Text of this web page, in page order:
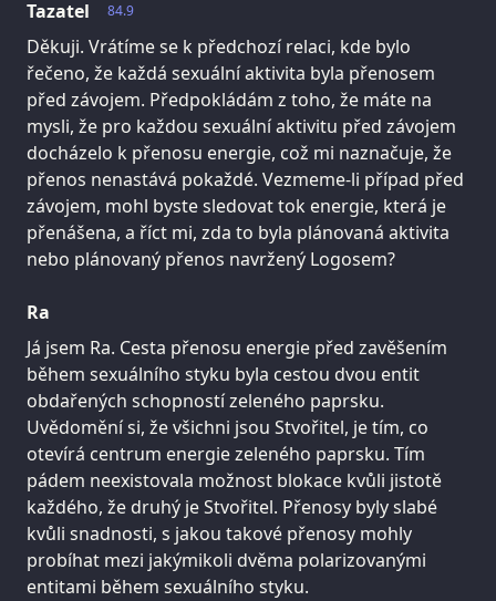
84.9
Tazatel
Děkuji. Vrátíme se k předchozí relaci, kde bylo
řečeno, že každá sexuální aktivita byla přenosem
před závojem. Předpokládám z toho, že máte na
mysli, že pro každou sexuální aktivitu před závojem
docházelo k přenosu energie, což mi naznačuje, že
přenos nenastává pokaždé. Vezmeme-li případ před
závojem, mohl byste sledovat tok energie, která je
přenášena, a říct mi, zda to byla plánovaná aktivita
nebo plánovaný přenos navržený Logosem?
Ra
Já jsem Ra. Cesta přenosu energie před zavěšením
během sexuálního styku byla cestou dvou entit
obdařených schopností zeleného paprsku.
Uvědomění si, že všichni jsou Stvořitel, je tím, co
otevírá centrum energie zeleného paprsku. Tím
pádem neexistovala možnost blokace kvůli jistotě
každého, že druhý je Stvořitel. Přenosy byly slabé
kvůli snadnosti, s jakou takové přenosy mohly
probíhat mezi jakýmikoli dvěma polarizovanými
entitami během sexuálního styku.